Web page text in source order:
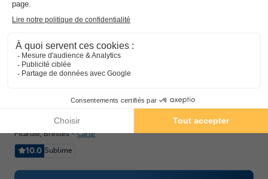
Flower Camping de la Trye
Picardie,Bresles Carte
10.0 Sublime